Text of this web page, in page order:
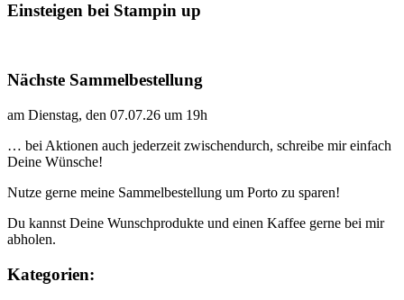
Einsteigen bei Stampin up
Nächste Sammelbestellung
am Dienstag, den 07.07.26 um 19h
… bei Aktionen auch jederzeit zwischendurch, schreibe mir einfach
Deine Wünsche!
Nutze gerne meine Sammelbestellung um Porto zu sparen!
Du kannst Deine Wunschprodukte und einen Kaffee gerne bei mir
abholen.
Kategorien: